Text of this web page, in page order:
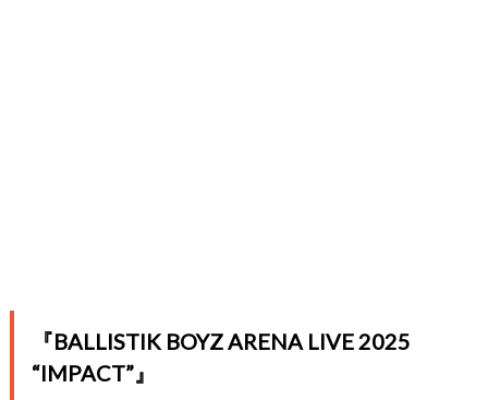
『BALLISTIK BOYZ ARENA LIVE 2025
“IMPACT”』